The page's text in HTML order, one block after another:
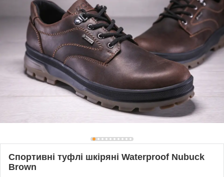
Спортивні туфлі шкіряні Waterproof Nubuck
Brown